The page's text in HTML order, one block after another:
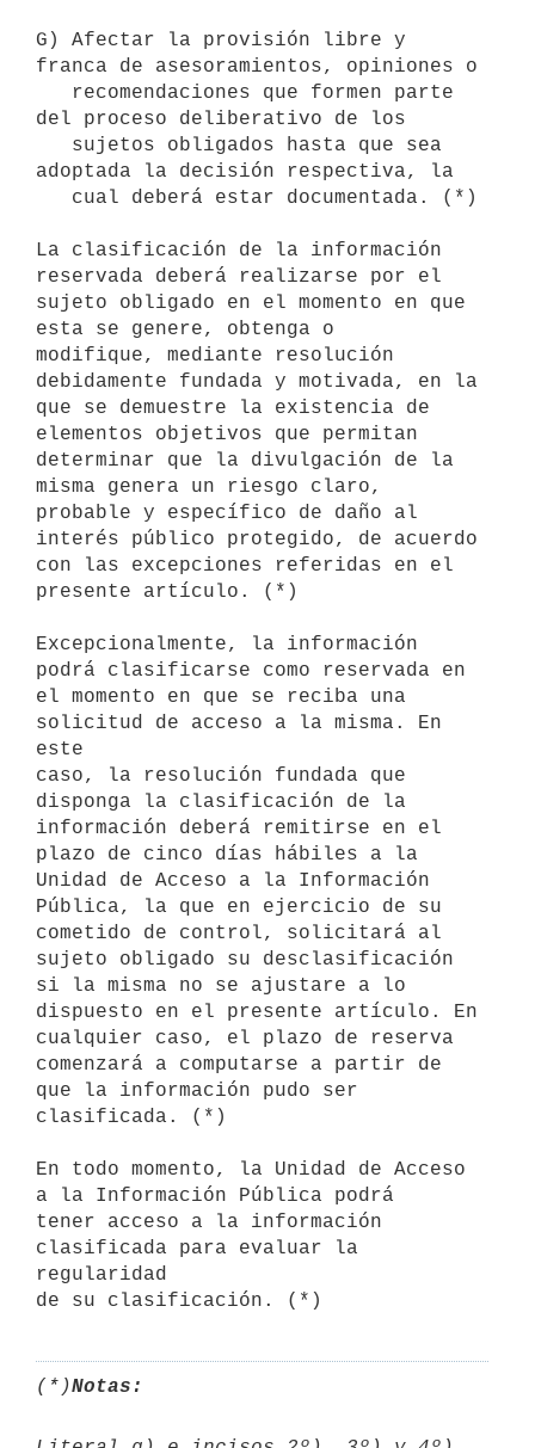
G) Afectar la provisión libre y
franca de asesoramientos, opiniones o
del proceso deliberativo de los
adoptada la decisión respectiva, la
La clasificación de la información
reservada deberá realizarse por el
sujeto obligado en el momento en que
esta se genere, obtenga o
modifique, mediante resolución
debidamente fundada y motivada, en la
que se demuestre la existencia de
elementos objetivos que permitan
determinar que la divulgación de la
misma genera un riesgo claro,
probable y específico de daño al
interés público protegido, de acuerdo
con las excepciones referidas en el
presente artículo. (*)
Excepcionalmente, la información
podrá clasificarse como reservada en
el momento en que se reciba una
solicitud de acceso a la misma. En
este
caso, la resolución fundada que
disponga la clasificación de la
información deberá remitirse en el
plazo de cinco días hábiles a la
Unidad de Acceso a la Información
Pública, la que en ejercicio de su
cometido de control, solicitará al
sujeto obligado su desclasificación
si la misma no se ajustare a lo
dispuesto en el presente artículo. En
cualquier caso, el plazo de reserva
comenzará a computarse a partir de
que la información pudo ser
clasificada. (*)
En todo momento, la Unidad de Acceso
a la Información Pública podrá
tener acceso a la información
clasificada para evaluar la
regularidad
de su clasificación. (*)
(*)Notas: